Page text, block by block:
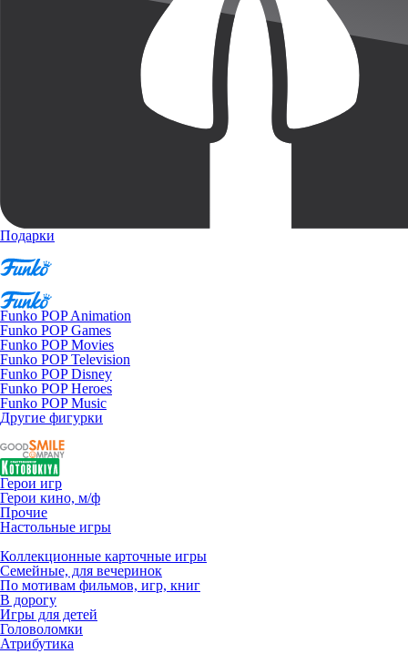
Подарки
Funko POP Animation
Funko POP Games
Funko POP Movies
Funko POP Television
Funko POP Disney
Funko POP Heroes
Funko POP Music
Другие фигурки
Герои игр
Герои кино, м/ф
Прочие
Настольные игры
Коллекционные карточные игры
Семейные, для вечеринок
По мотивам фильмов, игр, книг
В дорогу
Игры для детей
Головоломки
Атрибутика